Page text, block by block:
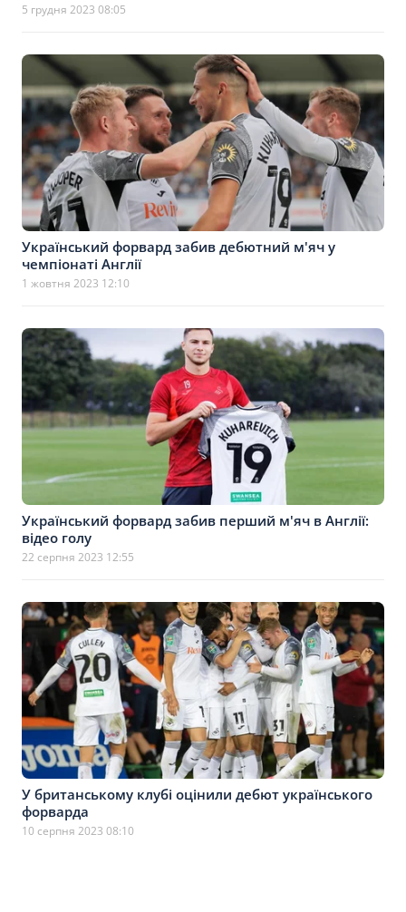
5 грудня 2023 08:05
Український форвард забив дебютний м'яч у
чемпіонаті Англії
1 жовтня 2023 12:10
Український форвард забив перший м'яч в Англії:
відео голу
22 серпня 2023 12:55
У британському клубі оцінили дебют українського
форварда
10 серпня 2023 08:10